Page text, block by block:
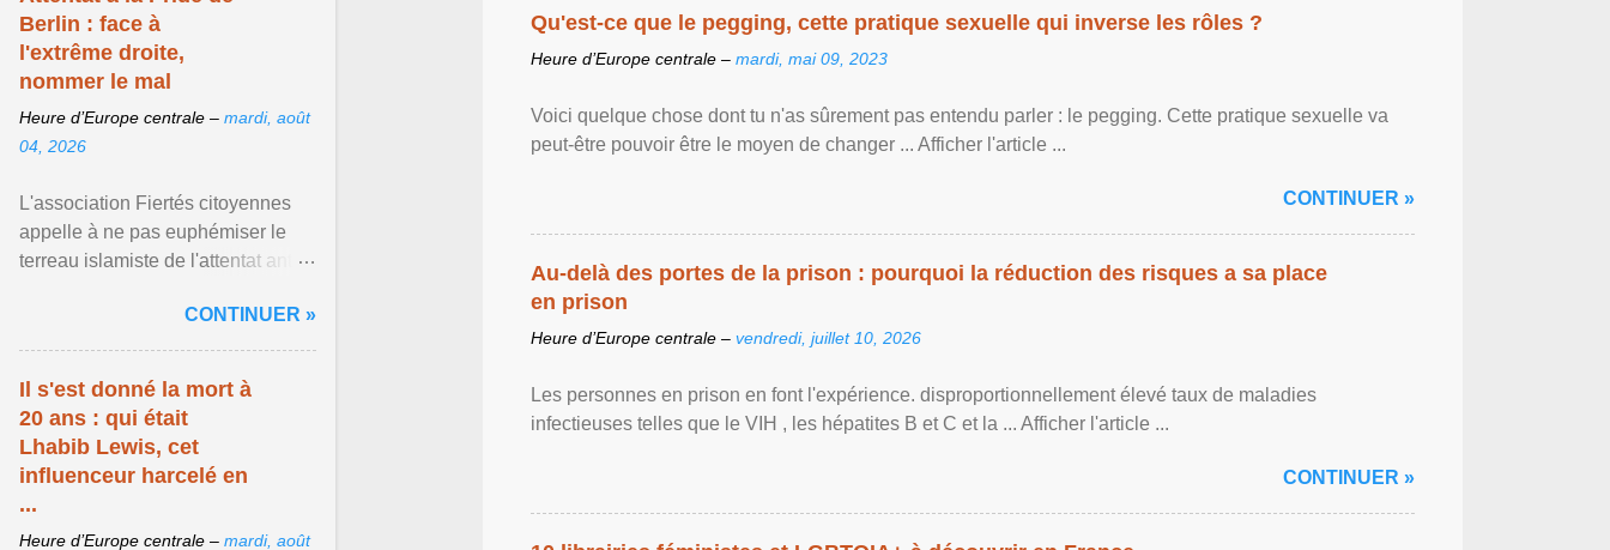
Qu'est-ce que le pegging, cette pratique sexuelle qui inverse les rôles ?
Heure d’Europe centrale – mardi, mai 09, 2023
Voici quelque chose dont tu n'as sûrement pas entendu parler : le pegging. Cette pratique sexuelle va
peut-être pouvoir être le moyen de changer ... Afficher l'article ...
CONTINUER »
Au-delà des portes de la prison : pourquoi la réduction des risques a sa place
en prison
Heure d’Europe centrale – vendredi, juillet 10, 2026
Les personnes en prison en font l'expérience. disproportionnellement élevé taux de maladies
infectieuses telles que le VIH , les hépatites B et C et la ... Afficher l'article ...
CONTINUER »
Berlin : face à
l'extrême droite,
nommer le mal
Heure d’Europe centrale – mardi, août
04, 2026
L'association Fiertés citoyennes
appelle à ne pas euphémiser le
terreau islamiste de l'attentat anti-
de Berlin ... Afficher l'article ...
CONTINUER »
Il s'est donné la mort à
20 ans : qui était
Lhabib Lewis, cet
influenceur harcelé en
...
Heure d’Europe centrale – mardi, août